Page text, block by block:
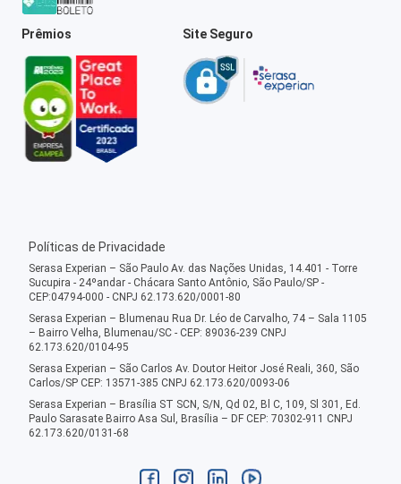
Prêmios Site Seguro
Políticas de Privacidade
Serasa Experian – São Paulo Av. das Nações Unidas, 14.401 - Torre
Sucupira - 24ºandar - Chácara Santo Antônio, São Paulo/SP -
CEP:04794-000 - CNPJ 62.173.620/0001-80
Serasa Experian – Blumenau Rua Dr. Léo de Carvalho, 74 – Sala 1105
– Bairro Velha, Blumenau/SC - CEP: 89036-239 CNPJ
62.173.620/0104-95
Serasa Experian – São Carlos Av. Doutor Heitor José Reali, 360, São
Carlos/SP CEP: 13571-385 CNPJ 62.173.620/0093-06
Serasa Experian – Brasília ST SCN, S/N, Qd 02, Bl C, 109, Sl 301, Ed.
Paulo Sarasate Bairro Asa Sul, Brasília – DF CEP: 70302-911 CNPJ
62.173.620/0131-68